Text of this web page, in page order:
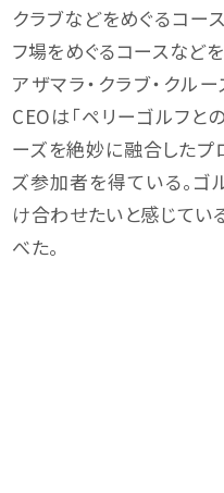
クラブなどをめぐるコー
フ場をめぐるコースなど
アザマラ・クラブ・クル
CEOは「ペリーゴルフと
ーズを絶妙に融合したプ
ズ参加者を得ている。
け合わせたいと感じてい
べた。